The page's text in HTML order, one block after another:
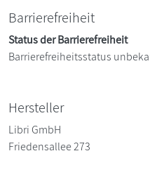
Barrierefreiheit
Status der Barrierefreiheit
Barrierefreiheitsstatus
Hersteller
Libri GmbH
Friedensallee 273